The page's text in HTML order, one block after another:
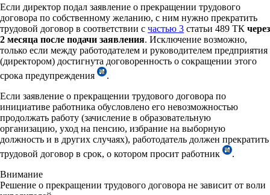
Если директор подал заявление о прекращении трудового
договора по собственному желанию, с ним нужно прекратить
трудовой договор в соответствии с частью 3 статьи 489 ТК через
2 месяца после подачи заявления. Исключение возможно,
только если между работодателем и руководителем предприятия
(директором) достигнута договоренность о сокращении этого
срока предупреждения
.
Если заявление о прекращении трудового договора по
инициативе работника обусловлено его невозможностью
продолжать работу (зачисление в образовательную
организацию, уход на пенсию, избрание на выборную
должность и в других случаях), работодатель должен прекратить
трудовой договор в срок, о котором просит работник
.
Внимание
Решение о прекращении трудового договора не зависит от воли